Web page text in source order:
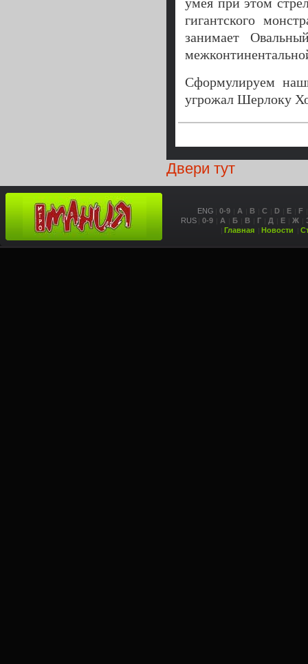
гигантского
занимает
Сформулируем
угрожал Шерлоку
Двери тут
ENG 0-9 A B C D E
F
RUS
0-9 А Б В Г Д Е Ж
Главная
Новости